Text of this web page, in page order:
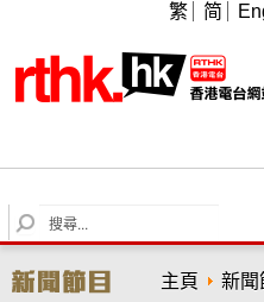
繁 简
S
e
r
主頁 新聞